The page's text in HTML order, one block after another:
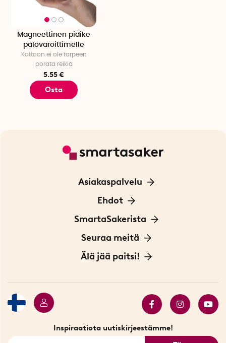
Magneettinen pidike
palovaroittimelle
Kattoon ei ole tarpeen
porata reikiä
5.55 €
Osta
Asiakaspalvelu
Ota yhteyttä
Ehdot
Tietoa evästeistä
Yksityisyydensuoja
Sopimusehdot
SmartaSakerista
Meistä
Myymälä Tukholmassa
Seuraa meitä
Innovaattoriblogi
Älä jää paitsi!
Inspiraatiota uutiskirjeestämme!